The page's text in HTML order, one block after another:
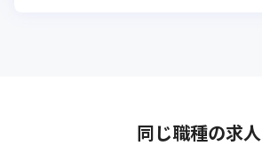
同じ職種の求人